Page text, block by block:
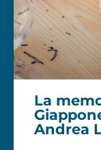
La
Andrea